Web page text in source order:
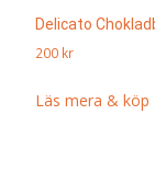
Delicato
200 kr
Läs mera & köp